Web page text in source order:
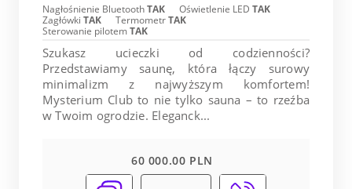
Nagłośnienie BluetoothTAK Oświetlenie LED TAK
Zagłówki TAK TermometrTAK
Sterowanie pilotemTAK
Szukasz ucieczki od codzienności?
Przedstawiamy saunę, która łączy surowy
minimalizm z najwyższym komfortem!
Mysterium Club to nie tylko sauna – to rzeźba
w Twoim ogrodzie. Eleganck...
60 000.00 PLN